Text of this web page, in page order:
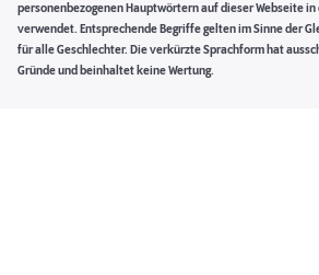
personenbezogenen Hauptwörtern auf dieser Webseite in
verwendet. Entsprechende Begriffe gelten im Sinne der
für alle Geschlechter. Die verkürzte Sprachform hat
Gründe und beinhaltet keine Wertung.